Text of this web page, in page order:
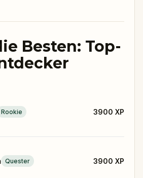
Besten: Top-
Rookie 3900 XP
Quester 3900 XP